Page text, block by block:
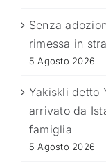
Senza
rimessa in
5 Agosto 2026
Yakiskli detto
arrivato da
famiglia
5 Agosto 2026